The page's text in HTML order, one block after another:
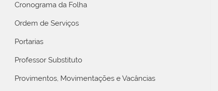
Cronograma da Folha
Ordem de Serviços
Portarias
Professor Substituto
Provimentos, Movimentações e Vacâncias